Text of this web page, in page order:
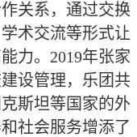
关系，通过交换
术交流等形式让
力。2019年张家
设管理，乐团共
斯坦等国家的外
社会服务增添了